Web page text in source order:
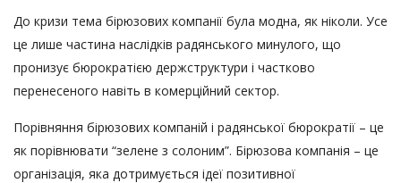
До кризи тема бірюзових компанії була модна, як ніколи. Усе
це лише частина наслідків радянського минулого, що
пронизує бюрократією держструктури і частково
перенесеного навіть в комерційний сектор.
Порівняння бірюзових компаній і радянської бюрократії – це
як порівнювати “зелене з солоним”. Бірюзова компанія – це
організація, яка дотримується ідеї позитивної